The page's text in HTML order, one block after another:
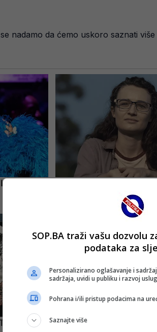
nadamo da ćemo uskoro saznati više
SOP.BA traži vašu dozvolu
podataka za
Personalizirano oglašavanje i
sadržaja, uvidi u publiku i razvoj
Pohrana i/ili pristup podacima na
Saznajte više